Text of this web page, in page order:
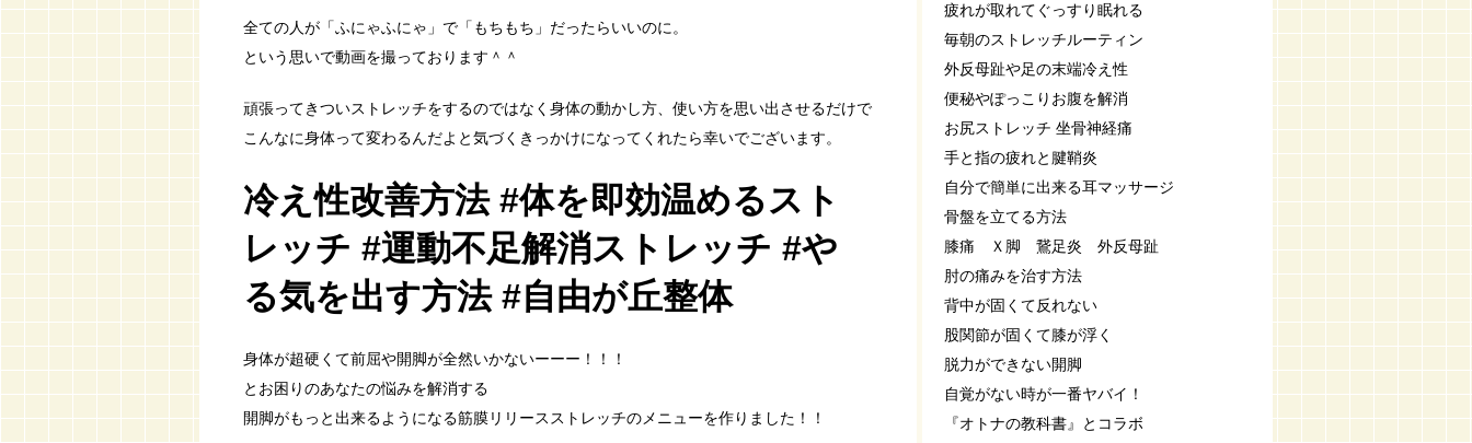
全ての人が「ふにゃふにゃ」で「もちもち」だったらいいのに。
という思いで動画を撮っております＾＾
頑張ってきついストレッチをするのではなく身体の動かし方、使い方を思い出させるだけで
こんなに身体って変わるんだよと気づくきっかけになってくれたら幸いでございます。
冷え性改善方法 #体を即効温めるスト
レッチ #運動不足解消ストレッチ #や
る気を出す方法 #自由が丘整体
身体が超硬くて前屈や開脚が全然いかないーーー！！！
とお困りのあなたの悩みを解消する
開脚がもっと出来るようになる筋膜リリースストレッチのメニューを作りました！！
疲れが取れてぐっすり眠れる
毎朝のストレッチルーティン
外反母趾や足の末端冷え性
便秘やぽっこりお腹を解消
お尻ストレッチ 坐骨神経痛
手と指の疲れと腱鞘炎
自分で簡単に出来る耳マッサージ
骨盤を立てる方法
膝痛 Ｘ脚 鵞足炎 外反母趾
肘の痛みを治す方法
背中が固くて反れない
股関節が固くて膝が浮く
脱力ができない開脚
自覚がない時が一番ヤバイ！
『オトナの教科書』とコラボ